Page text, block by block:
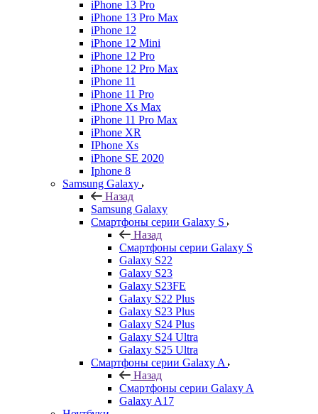
iPhone 13 Pro
iPhone 13 Pro Max
iPhone 12
iPhone 12 Mini
iPhone 12 Pro
iPhone 12 Pro Max
iPhone 11
iPhone 11 Pro
iPhone Xs Max
iPhone 11 Pro Max
iPhone XR
IPhone Xs
iPhone SE 2020
Iphone 8
Samsung Galaxy
Назад
Samsung Galaxy
Смартфоны серии Galaxy S
Назад
Смартфоны серии Galaxy S
Galaxy S22
Galaxy S23
Galaxy S23FE
Galaxy S22 Plus
Galaxy S23 Plus
Galaxy S24 Plus
Galaxy S24 Ultra
Galaxy S25 Ultra
Смартфоны серии Galaxy A
Назад
Смартфоны серии Galaxy A
Galaxy A17